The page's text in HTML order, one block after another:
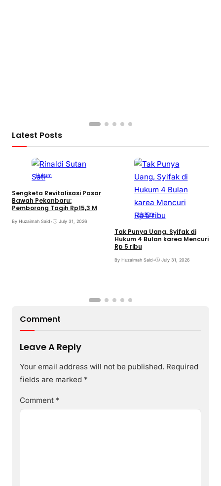
Latest Posts
Hukum
Sengketa Revitalisasi Pasar
Bawah Pekanbaru:
Pemborong Tagih Rp15,3 M
By Huzaimah Said• July 31, 2026
Hukum
Tak Punya Uang, Syifak di
Hukum 4 Bulan karea Mencuri
Rp 5 ribu
By Huzaimah Said• July 31, 2026
Comment
Leave A Reply
Your email address will not be published. Required
fields are marked *
Comment *